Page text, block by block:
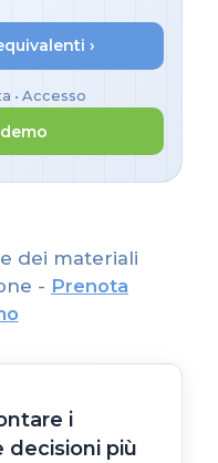
›
• Accesso
dei materiali
- Prenota
i
decisioni più